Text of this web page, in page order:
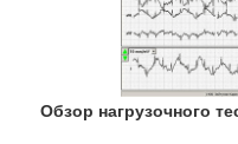
Обзор нагрузочного